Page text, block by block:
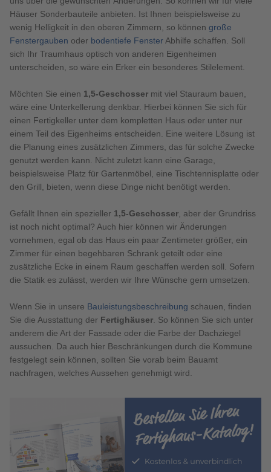
Häuser Sonderbauteile anbieten. Ist Ihnen beispielsweise zu
wenig Helligkeit in den oberen Zimmern, so können große
Fenstergauben oder bodentiefe Fenster Abhilfe schaffen. Soll
sich Ihr Traumhaus optisch von anderen Eigenheimen
unterscheiden, so wäre ein Erker ein besonderes Stilelement.
Möchten Sie einen 1,5-Geschosser mit viel Stauraum bauen,
wäre eine Unterkellerung denkbar. Hierbei können Sie sich für
einen Fertigkeller unter dem kompletten Haus oder unter nur
einem Teil des Eigenheims entscheiden. Eine weitere Lösung ist
die Planung eines zusätzlichen Zimmers, das für solche Zwecke
genutzt werden kann. Nicht zuletzt kann eine Garage,
beispielsweise Platz für Gartenmöbel, eine Tischtennisplatte oder
den Grill, bieten, wenn diese Dinge nicht benötigt werden.
Gefällt Ihnen ein spezieller 1,5-Geschosser , aber der Grundriss
ist noch nicht optimal? Auch hier können wir Änderungen
vornehmen, egal ob das Haus ein paar Zentimeter größer, ein
Zimmer für einen begehbaren Schrank geteilt oder eine
zusätzliche Ecke in einem Raum geschaffen werden soll. Sofern
die Statik es zulässt, werden wir Ihre Wünsche gern umsetzen.
Wenn Sie in unsere Bauleistungsbeschreibung schauen, finden
Sie die Ausstattung der Fertighäuser . So können Sie sich unter
anderem die Art der Fassade oder die Farbe der Dachziegel
aussuchen. Da auch hier Beschränkungen durch die Kommune
festgelegt sein können, sollten Sie vorab beim Bauamt
nachfragen, welches Aussehen genehmigt wird.